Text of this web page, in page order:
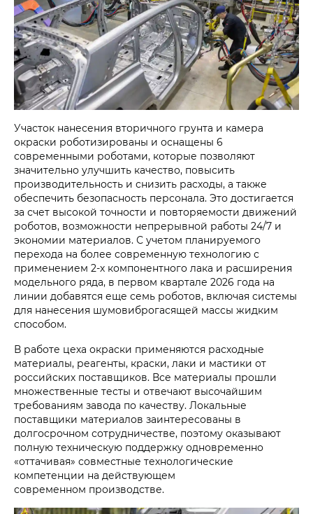
Участок нанесения вторичного грунта и камера
окраски роботизированы и оснащены 6
современными роботами, которые позволяют
значительно улучшить качество, повысить
производительность и снизить расходы, а также
обеспечить безопасность персонала. Это достигается
за счет высокой точности и повторяемости движений
роботов, возможности непрерывной работы 24/7 и
экономии материалов. С учетом планируемого
перехода на более современную технологию с
применением 2-х компонентного лака и расширения
модельного ряда, в первом квартале 2026 года на
линии добавятся еще семь роботов, включая системы
для нанесения шумовиброгасящей массы жидким
способом.
В работе цеха окраски применяются расходные
материалы, реагенты, краски, лаки и мастики от
российских поставщиков. Все материалы прошли
множественные тесты и отвечают высочайшим
требованиям завода по качеству. Локальные
поставщики материалов заинтересованы в
долгосрочном сотрудничестве, поэтому оказывают
полную техническую поддержку одновременно
«оттачивая» совместные технологические
компетенции на действующем
современном производстве.